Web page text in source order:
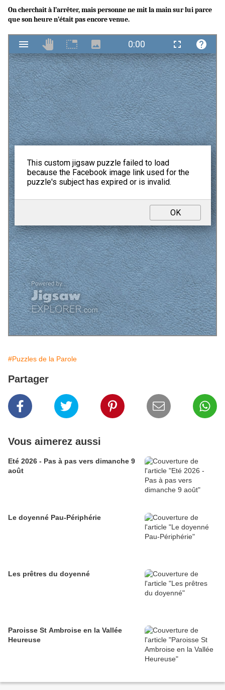
On cherchait à l’arrêter, mais personne ne mit la main sur lui parce
que son heure n’était pas encore venue.
#Puzzles de la Parole
Partager
Vous aimerez aussi
Eté 2026 - Pas à pas vers dimanche 9
août
Le doyenné Pau-Périphérie
Les prêtres du doyenné
Paroisse St Ambroise en la Vallée
Heureuse